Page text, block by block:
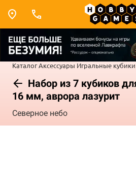
КаталогАксессуары Игральные кубики
Набор из 7 кубиков
16 мм, аврора лазурит
Северное небо